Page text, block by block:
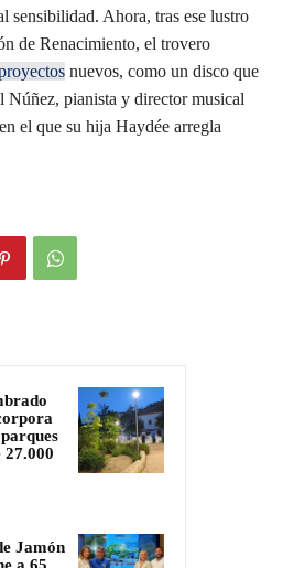
sensibilidad. Ahora, tras ese lustro
de Renacimiento, el trovero
nuevos, como un disco que
Núñez, pianista y director musical
el que su hija Haydée arregla
27.000
Jamón